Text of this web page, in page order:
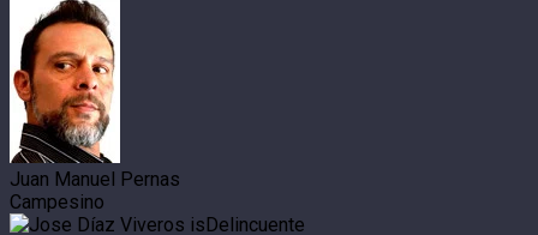
Juan Manuel Pernas
Campesino